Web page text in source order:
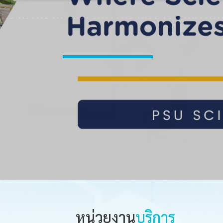
ยานวิทยาศาสตร์ มหาวิทยาลัยสงขลานคริน
หน่วยงานบริการ